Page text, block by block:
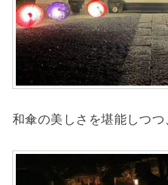
和傘の美しさを堪能しつつ